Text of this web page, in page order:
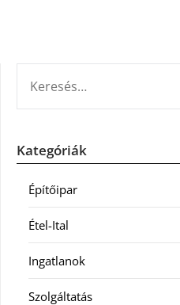
Kategóriák
Építőipar
Étel-Ital
Ingatlanok
Szolgáltatás